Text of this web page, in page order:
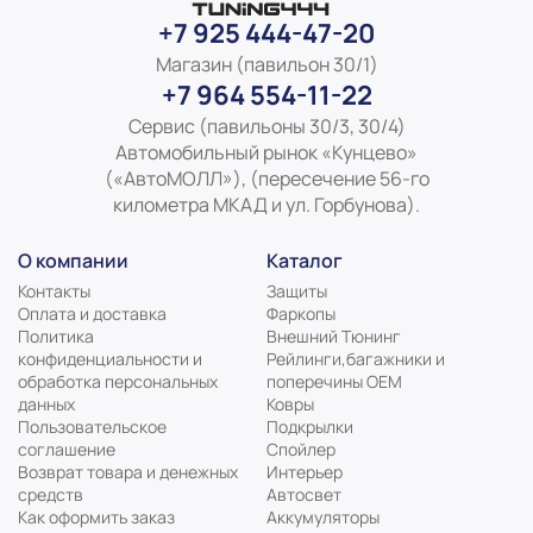
+7 925 444-47-20
Магазин (павильон 30/1)
+7 964 554-11-22
Сервис (павильоны 30/3, 30/4)
Автомобильный рынок «Кунцево»
(«АвтоМОЛЛ»), (пересечение 56-го
километра МКАД и ул. Горбунова).
О компании
Контакты
Оплата и доставка
Политика
конфиденциальности и
обработка персональных
данных
Пользовательское
соглашение
Возврат товара и денежных
средств
Как оформить заказ
Каталог
Защиты
Фаркопы
Внешний Тюнинг
Рейлинги,багажники и
поперечины ОЕМ
Ковры
Подкрылки
Спойлер
Интерьер
Автосвет
Аккумуляторы